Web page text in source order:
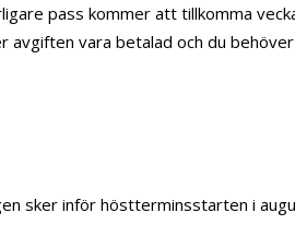
pass kommer att tillkomma
avgiften vara betalad och du
sker inför höstterminsstarten i